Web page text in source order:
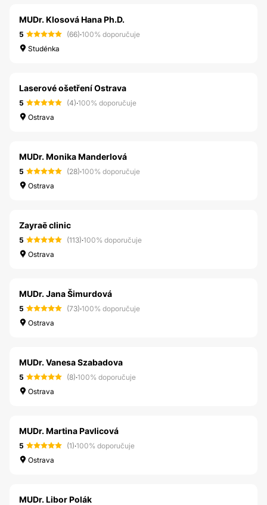
MUDr. Klosová Hana Ph.D.
5 (66)·100% doporučuje
Studénka
Laserové ošetření Ostrava
5 (4)·100% doporučuje
Ostrava
MUDr. Monika Manderlová
5 (28)·100% doporučuje
Ostrava
Zayraē clinic
5 (113)·100% doporučuje
Ostrava
MUDr. Jana Šimurdová
5 (73)·100% doporučuje
Ostrava
MUDr. Vanesa Szabadova
5 (8)·100% doporučuje
Ostrava
MUDr. Martina Pavlicová
5 (1)·100% doporučuje
Ostrava
MUDr. Libor Polák